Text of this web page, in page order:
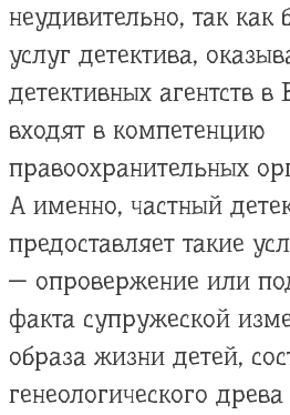
неудивительно, так как
услуг детектива,
детективных агентств
входят в компетенцию
правоохранительных
А именно, частный
предоставляет такие
— опровержение или
факта супружеской
образа жизни детей,
генеологического древа